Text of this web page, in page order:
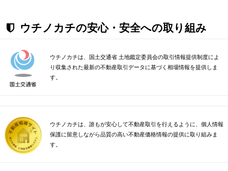
ウチノカチの安心・安全への取り組み
ウチノカチは、国土交通省 土地鑑定委員会の取引情報提供制度によ
り収集された最新の不動産取引データに基づく相場情報を提供しま
す。
ウチノカチは、誰もが安心して不動産取引を行えるように、個人情報
保護に留意しながら品質の高い不動産価格情報の提供に取り組みま
す。